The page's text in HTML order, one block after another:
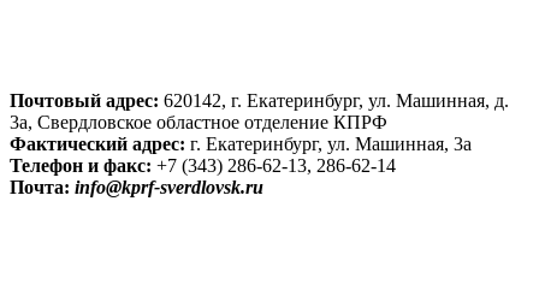
Почтовый адрес: 620142, г. Екатеринбург, ул. Машинная, д.
3а, Свердловское областное отделение КПРФ
Фактический адрес: г. Екатеринбург, ул. Машинная, 3а
Телефон и факс: +7 (343) 286-62-13, 286-62-14
Почта: info@kprf-sverdlovsk.ru